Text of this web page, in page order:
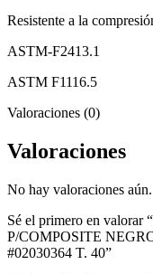
Resistente a la
ASTM-F2413.1
ASTM F1116.5
Valoraciones (0)
Valoraciones
No hay valoraciones aún.
Sé el primero en
P/COMPOSITE
#02030364 T. 40”